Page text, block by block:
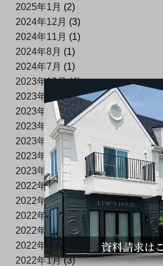
2025年1月 (2)
2024年12月 (3)
2024年11月 (1)
2024年8月 (1)
2024年7月 (1)
2023年12月(4)
2023年11月(4)
2023年10月(1)
2023年7月(2)
2023年6月(2)
2023年5月 (1)
2023年4月 (1)
2022年12月
2022年11月 (2)
2022年8月(2)
2022年6月
(1)
2022年4月(4)
2022年1月(3)